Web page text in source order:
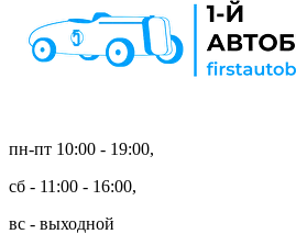
пн-пт 10:00 - 19:00,
сб - 11:00 - 16:00,
вс - выходной